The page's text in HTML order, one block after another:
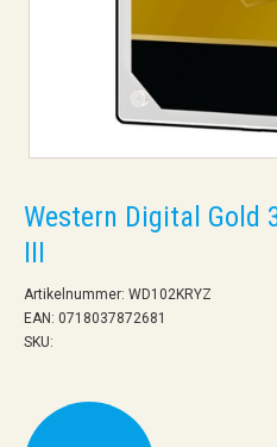
Western Digital Gold
III
Artikelnummer: WD102KRYZ
EAN: 0718037872681
SKU: